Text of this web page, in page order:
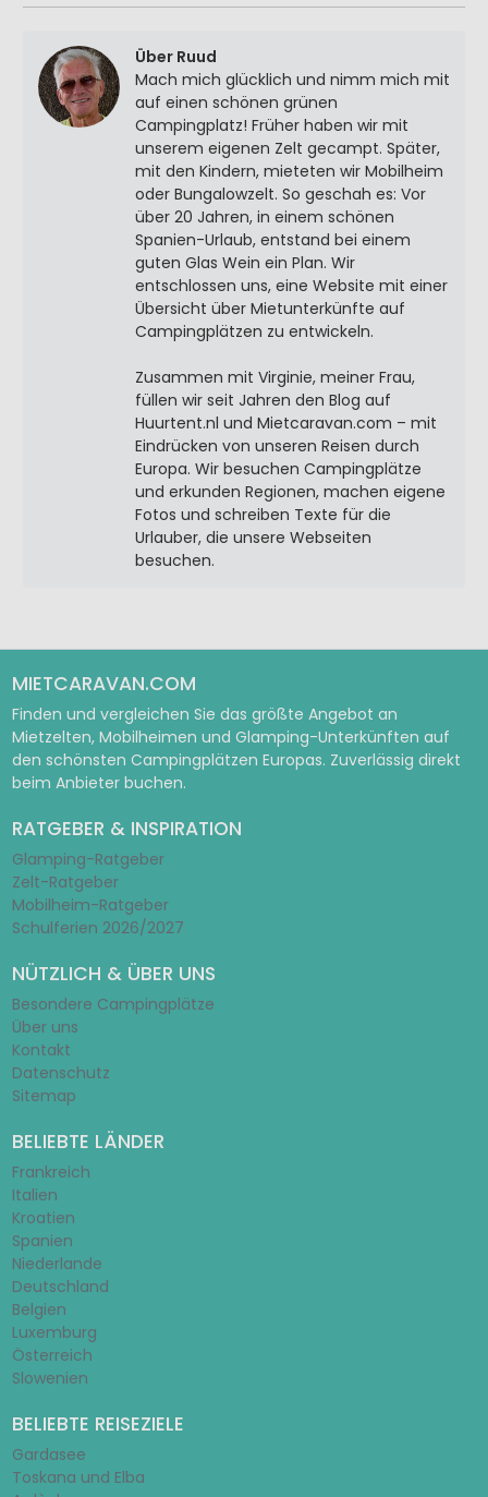
Über Ruud
Mach mich glücklich und nimm mich mit
auf einen schönen grünen
Campingplatz! Früher haben wir mit
unserem eigenen Zelt gecampt. Später,
mit den Kindern, mieteten wir Mobilheim
oder Bungalowzelt. So geschah es: Vor
über 20 Jahren, in einem schönen
Spanien-Urlaub, entstand bei einem
guten Glas Wein ein Plan. Wir
entschlossen uns, eine Website mit einer
Übersicht über Mietunterkünfte auf
Campingplätzen zu entwickeln.
Zusammen mit Virginie, meiner Frau,
füllen wir seit Jahren den Blog auf
Huurtent.nl und Mietcaravan.com – mit
Eindrücken von unseren Reisen durch
Europa. Wir besuchen Campingplätze
und erkunden Regionen, machen eigene
Fotos und schreiben Texte für die
Urlauber, die unsere Webseiten
besuchen.
MIETCARAVAN.COM
Finden und vergleichen Sie das größte Angebot an
Mietzelten, Mobilheimen und Glamping-Unterkünften auf
den schönsten Campingplätzen Europas. Zuverlässig direkt
beim Anbieter buchen.
RATGEBER & INSPIRATION
Glamping-Ratgeber
Zelt-Ratgeber
Mobilheim-Ratgeber
Schulferien 2026/2027
NÜTZLICH & ÜBER UNS
Besondere Campingplätze
Über uns
Kontakt
Datenschutz
Sitemap
BELIEBTE LÄNDER
Frankreich
Italien
Kroatien
Spanien
Niederlande
Deutschland
Belgien
Luxemburg
Österreich
Slowenien
BELIEBTE REISEZIELE
Gardasee
Toskana und Elba